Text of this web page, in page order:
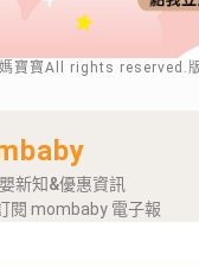
寶寶All rights reserved.
新知&優惠資訊
閱 mombaby 電子報